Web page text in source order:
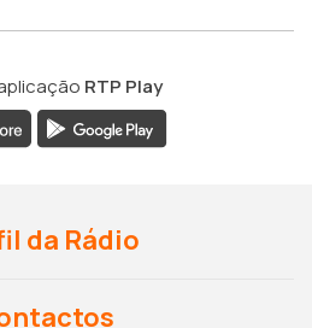
RTP Play
da Rádio